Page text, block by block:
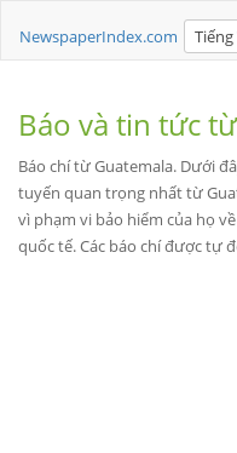
NewspaperIndex.com
Báo và tin tức từ
Báo chí từ Guatemala. Dưới
tuyến quan trọng nhất từ
vì phạm vi bảo hiểm của họ
quốc tế. Các báo chí được tự